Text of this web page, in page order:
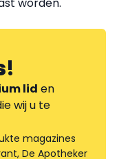
!
lid en
wij u te
magazines
De Apotheker